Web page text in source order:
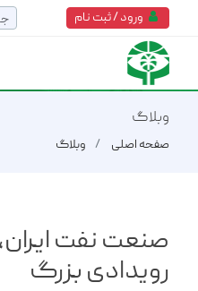
ورود / ثبت نام
وبلاگ
صفحه اصلی وبلاگ
صنعت نفت
رویدادی بزرگ